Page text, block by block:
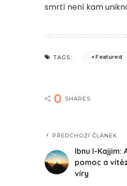
smrtí není kam
TAGS: Featured
0 SHARES
PŘEDCHOZÍ ČLÁNEK
Ibnu l-Kajjim:
pomoc a
víry